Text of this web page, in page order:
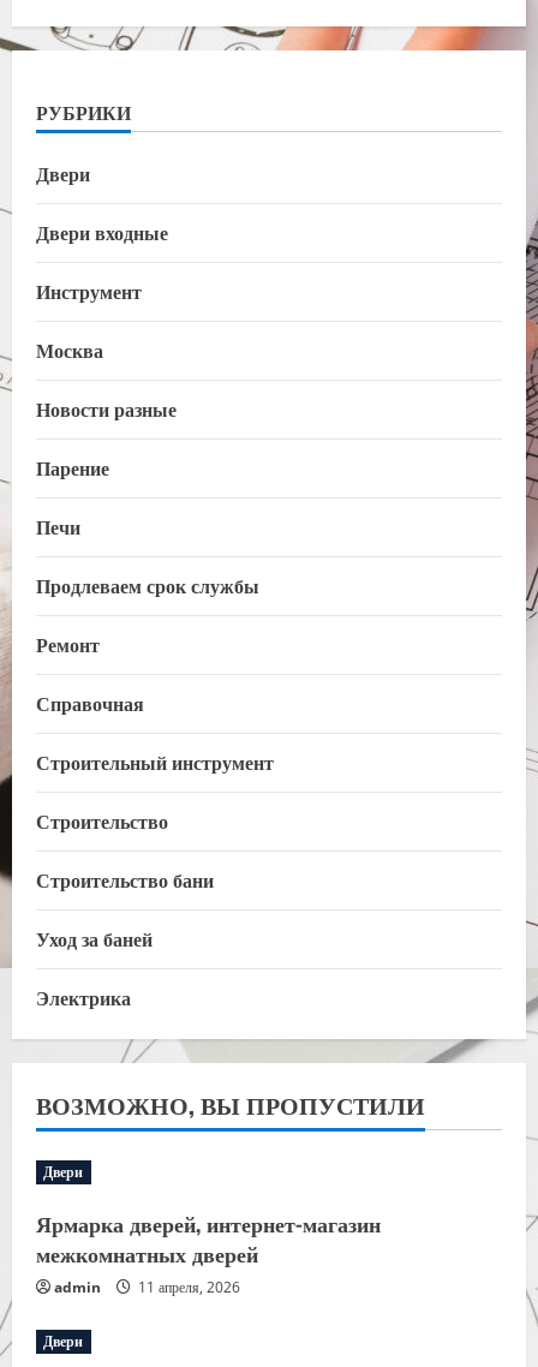
РУБРИКИ
Двери
Двери входные
Инструмент
Москва
Новости разные
Парение
Печи
Продлеваем срок службы
Ремонт
Справочная
Строительный инструмент
Строительство
Строительство бани
Уход за баней
Электрика
ВОЗМОЖНО, ВЫ ПРОПУСТИЛИ
Двери
Ярмарка дверей, интернет-магазин
межкомнатных дверей
admin 11 апреля, 2026
Двери